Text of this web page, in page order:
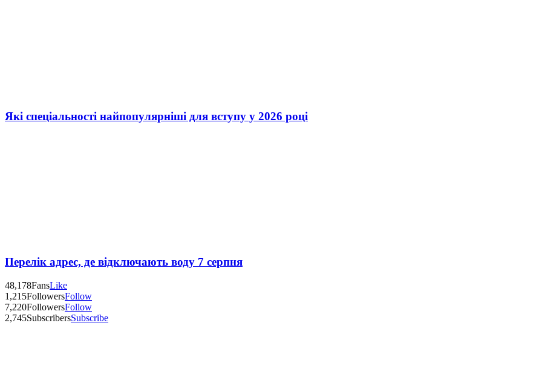
Які спеціальності найпопулярніші для вступу у 2026 році
Перелік адрес, де відключають воду 7 серпня
48,178FansLike
1,215FollowersFollow
7,220FollowersFollow
2,745SubscribersSubscribe